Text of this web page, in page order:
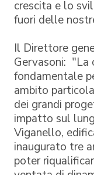
crescita e lo
fuori delle
Il Direttore
Gervasoni: "La
fondamentale
ambito
dei grandi
impatto sul
Viganello,
inaugurato tre
poter